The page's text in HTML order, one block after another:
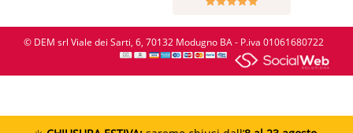
© DEM srl Viale dei Sarti, 6, 70132 Modugno BA - P.iva 01061680722